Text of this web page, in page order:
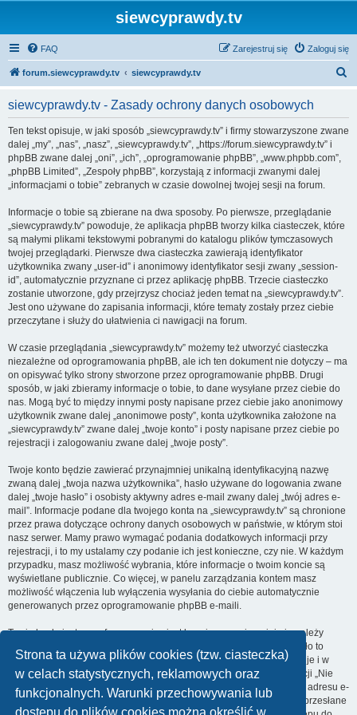
Strona ta używa plików cookies (tzw. ciasteczka)
w celach statystycznych, reklamowych oraz
funkcjonalnych. Warunki przechowywania lub
dostępu do plików cookies można określić w
siewcyprawdy.tv
FAQ Zaloguj się
Zarejestruj się
forum.siewcyprawdy.tv siewcyprawdy.tv
siewcyprawdy.tv - Zasady ochrony danych osobowych
Ten tekst opisuje, w jaki sposób „siewcyprawdy.tv” i firmy stowarzyszone zwane
dalej „my”, „nas”, „nasz”, „siewcyprawdy.tv”, „https://forum.siewcyprawdy.tv” i
phpBB zwane dalej „oni”, „ich”, „oprogramowanie phpBB”, „www.phpbb.com”,
„phpBB Limited”, „Zespoły phpBB”, korzystają z informacji zwanymi dalej
„informacjami o tobie” zebranych w czasie dowolnej twojej sesji na forum.
Informacje o tobie są zbierane na dwa sposoby. Po pierwsze, przeglądanie
„siewcyprawdy.tv” powoduje, że aplikacja phpBB tworzy kilka ciasteczek, które
są małymi plikami tekstowymi pobranymi do katalogu plików tymczasowych
twojej przeglądarki. Pierwsze dwa ciasteczka zawierają identyfikator
użytkownika zwany „user-id” i anonimowy identyfikator sesji zwany „session-
id”, automatycznie przyznane ci przez aplikację phpBB. Trzecie ciasteczko
zostanie utworzone, gdy przejrzysz chociaż jeden temat na „siewcyprawdy.tv”.
Jest ono używane do zapisania informacji, które tematy zostały przez ciebie
przeczytane i służy do ułatwienia ci nawigacji na forum.
W czasie przeglądania „siewcyprawdy.tv” możemy też utworzyć ciasteczka
niezależne od oprogramowania phpBB, ale ich ten dokument nie dotyczy – ma
on opisywać tylko strony stworzone przez oprogramowanie phpBB. Drugi
sposób, w jaki zbieramy informacje o tobie, to dane wysyłane przez ciebie do
nas. Mogą być to między innymi posty napisane przez ciebie jako anonimowy
użytkownik zwane dalej „anonimowe posty”, konta użytkownika założone na
„siewcyprawdy.tv” zwane dalej „twoje konto” i posty napisane przez ciebie po
rejestracji i zalogowaniu zwane dalej „twoje posty”.
Twoje konto będzie zawierać przynajmniej unikalną identyfikacyjną nazwę
zwaną dalej „twoja nazwa użytkownika”, hasło używane do logowania zwane
dalej „twoje hasło” i osobisty aktywny adres e-mail zwany dalej „twój adres e-
mail”. Informacje podane dla twojego konta na „siewcyprawdy.tv” są chronione
przez prawa dotyczące ochrony danych osobowych w państwie, w którym stoi
nasz serwer. Mamy prawo wymagać podania dodatkowych informacji przy
rejestracji, i to my ustalamy czy podanie ich jest konieczne, czy nie. W każdym
przypadku, masz możliwość wybrania, które informacje o twoim koncie są
wyświetlane publicznie. Co więcej, w panelu zarządzania kontem masz
możliwość włączenia lub wyłączenia wysyłania do ciebie automatycznie
generowanych przez oprogramowanie phpBB e-maili.
Twoje hasło jest zaszyfrowane, więc jest bezpieczne, niemniej nie należy
używać tego samego hasła na różnych witrynach internetowych. Hasło to
umożliwia dostęp do twojego konta na „siewcyprawdy.tv”, więc chroń je i w
żadnym wypadku nie podawajnikomu . Jeśli je zapomnisz, użyj funkcji „Nie
pamiętam hasła”. Witryna poprosi cię o podanie nazwy użytkownika i adresu e-
mail. Po podaniu tych danych zostanie wygenerowane nowe hasło i przesłane